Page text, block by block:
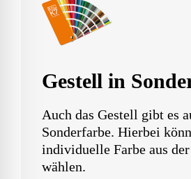
Gestell in
Auch das Gestell gibt es
Sonderfarbe. Hierbei
individuelle Farbe aus
wählen.